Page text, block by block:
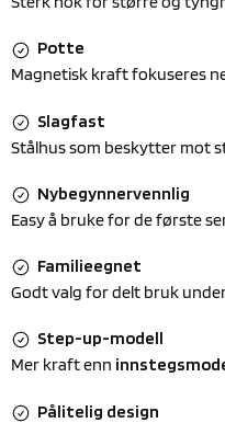
Potte
Magnetisk kraft fokuseres
Slagfast
Stålhus som beskytter mot
Nybegynnervennlig
Easy å bruke for de første
Familieegnet
Godt valg for delt bruk
Step-up-modell
Mer kraft enn
Pålitelig design